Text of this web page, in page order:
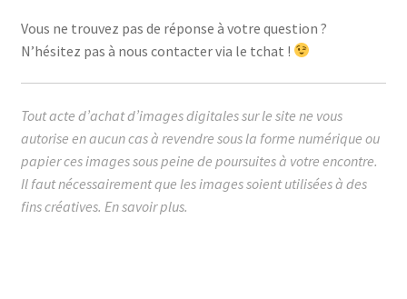
Vous ne trouvez pas de réponse à votre question ?
N’hésitez pas à nous contacter via le tchat !
Tout acte d’achat d’images digitales sur le site ne vous
autorise en aucun cas à revendre sous la forme numérique ou
papier ces images sous peine de poursuites à votre encontre.
Il faut nécessairement que les images soient utilisées à des
fins créatives. En savoir plus.